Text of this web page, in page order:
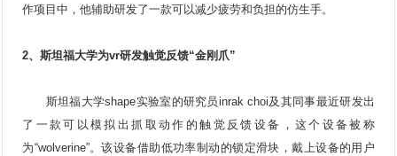
作项目中，他辅助研发了一款可以减少疲劳和负担的仿生手。
2、斯坦福大学为vr研发触觉反馈“金刚爪”
斯坦福大学shape实验室的研究员inrak choi及其同事最近研发出
了一款可以模拟出抓取动作的触觉反馈设备，这个设备被称
为“wolverine”。该设备借助低功率制动的锁定滑块，戴上设备的用户